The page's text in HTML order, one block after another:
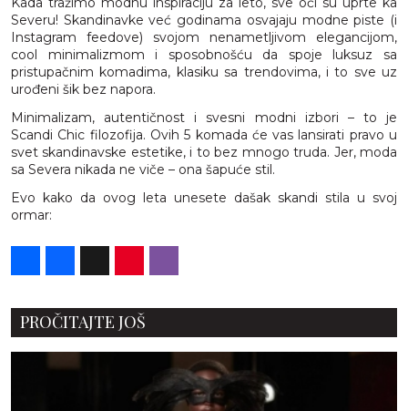
Severu! Skandinavke već godinama osvajaju modne piste (i
Instagram feedove) svojom nenametljivom elegancijom,
cool minimalizmom i sposobnošću da spoje luksuz sa
pristupačnim komadima, klasiku sa trendovima, i to sve uz
urođeni šik bez napora.
Minimalizam, autentičnost i svesni modni izbori – to je
Scandi Chic filozofija. Ovih 5 komada će vas lansirati pravo u
svet skandinavske estetike, i to bez mnogo truda. Jer, moda
sa Severa nikada ne viče – ona šapuće stil.
Evo kako da ovog leta unesete dašak skandi stila u svoj
ormar:
PROČITAJTE JOŠ